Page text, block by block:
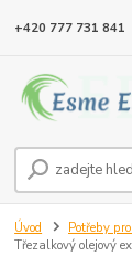
+420 777 731 841
Úvod Potřeby
Třezalkový olejový